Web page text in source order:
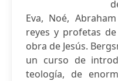
Eva, Noé,
reyes y profetas
obra de Jesús.
un curso de
teología, de